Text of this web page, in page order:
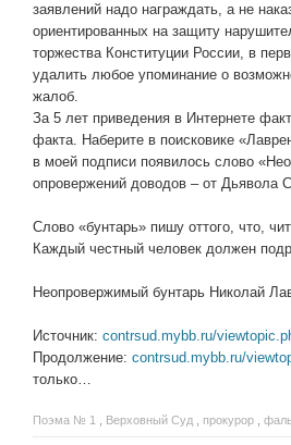
заявлений надо награждать, а не
ориентированных на защиту
торжества Конституции России, в
удалить любое упоминание о
жалоб.
За 5 лет приведения в Интернете
факта. Наберите в поисковике
в моей подписи появилось слово
опровержений доводов – от Дьявола
Слово «бунтарь» пишу оттого, что,
Каждый честный человек должен
Неопровержимый бунтарь Николай
Источник: contrsud.mybb.ru/
Продолжение: contrsud.mybb.ru/
только…
Поэма № 1 Верховный Суд прокурор